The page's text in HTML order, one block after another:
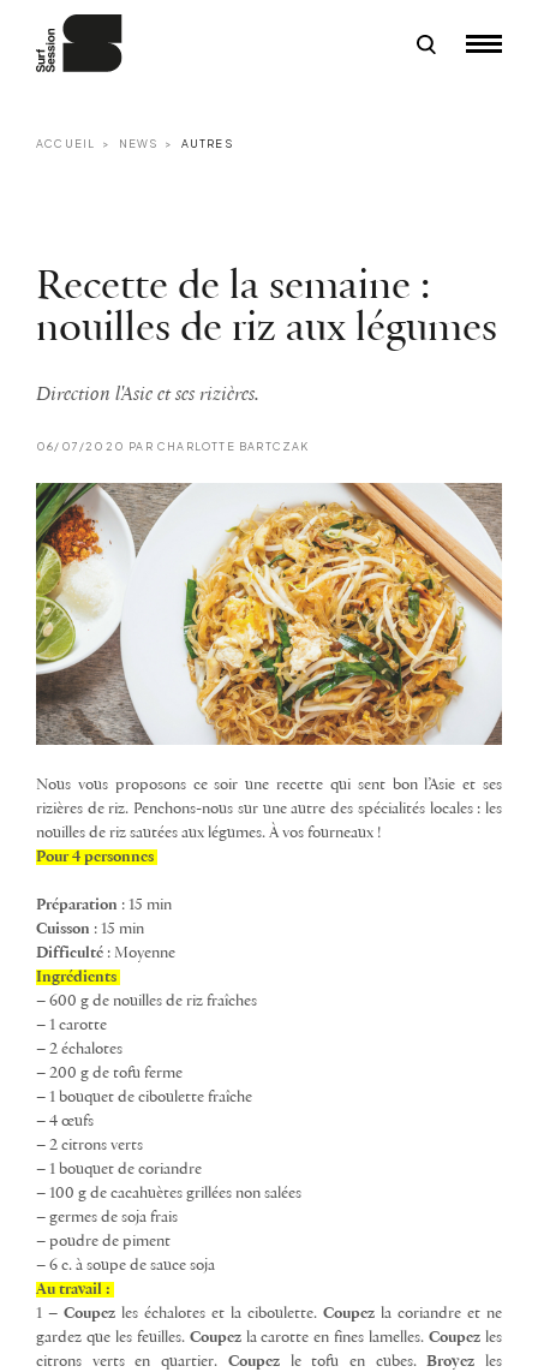
ACCUEIL NEWS AUTRES
Recette de la semaine :
nouilles de riz aux légumes
Direction l'Asie et ses rizières.
06/07/2020 PAR CHARLOTTE BARTCZAK
Nous vous proposons ce soir une recette qui sent bon l’Asie et ses
rizières de riz. Penchons-nous sur une autre des spécialités locales : les
nouilles de riz sautées aux légumes. À vos fourneaux !
Pour 4 personnes
Préparation : 15 min
Cuisson : 15 min
Difficulté : Moyenne
Ingrédients
– 600 g de nouilles de riz fraîches
– 1 carotte
– 2 échalotes
– 200 g de tofu ferme
– 1 bouquet de ciboulette fraîche
– 4 œufs
– 2 citrons verts
– 1 bouquet de coriandre
– 100 g de cacahuètes grillées non salées
– germes de soja frais
– poudre de piment
– 6 c. à soupe de sauce soja
Au travail :
1 – Coupez les échalotes et la ciboulette. Coupez la coriandre et ne
gardez que les feuilles. Coupezla carotte en fines lamelles.Coupez les
citrons verts en quartier. Coupezle tofu en cubes.Broyez les